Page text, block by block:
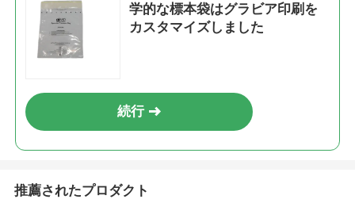
学的な標本袋はグラビア印刷を
カスタマイズしました
続行
推薦されたプロダクト